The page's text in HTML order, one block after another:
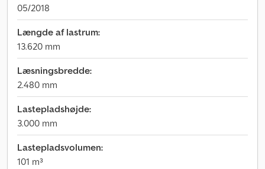
05/2018
Længde af lastrum:
13.620 mm
Læsningsbredde:
2.480 mm
Lastepladshøjde:
3.000 mm
Lastepladsvolumen:
101 m³